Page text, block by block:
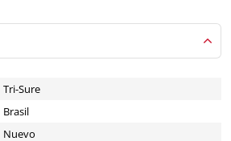
Tri-Sure
Brasil
Nuevo